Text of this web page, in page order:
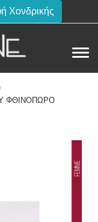
Χονδρικής
ΦΘΙΝΟΠΩΡΟ